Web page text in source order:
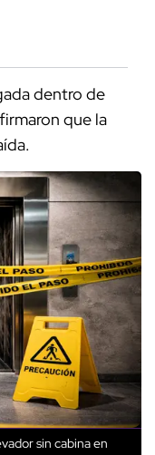
dentro de
que la
sin cabina en